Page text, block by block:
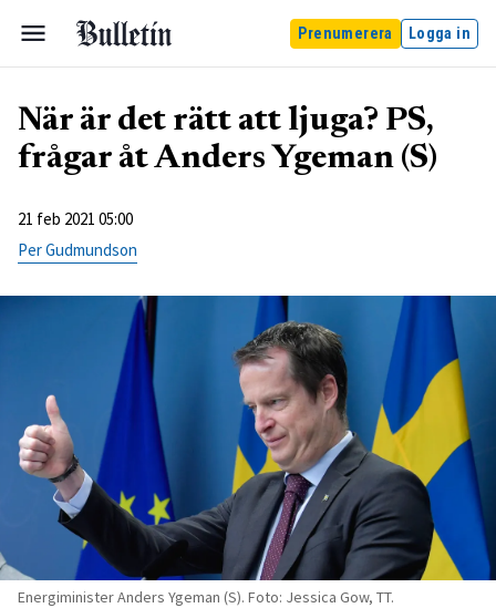
Prenumerera Logga in
När är det rätt att ljuga? PS,
frågar åt Anders Ygeman (S)
21 feb 2021 05:00
Per Gudmundson
Energiminister Anders Ygeman (S). Foto: Jessica Gow, TT.